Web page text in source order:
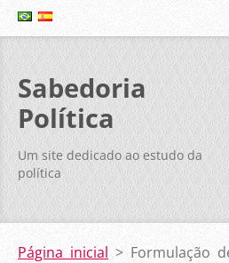
Sabedoria
Política
Um site dedicado ao estudo da
política
Página inicial > Formulação